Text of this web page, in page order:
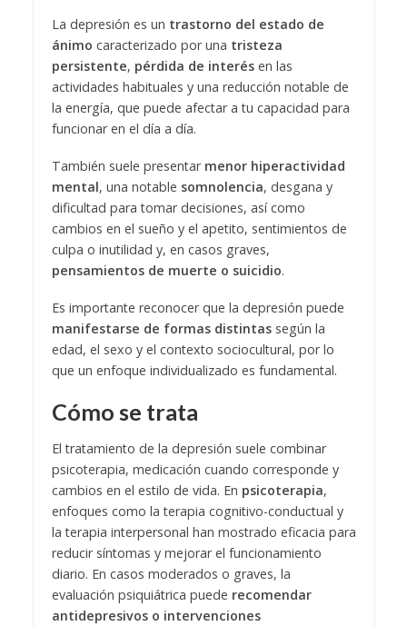
La depresión es un trastorno del estado de
ánimo caracterizado por una tristeza
persistente, pérdida de interésen las
actividades habituales y una reducción notable de
la energía, que puede afectar a tu capacidad para
funcionar en el día a día.
También suele presentar menor hiperactividad
mental, una notable somnolencia, desgana y
dificultad para tomar decisiones, así como
cambios en el sueño y el apetito, sentimientos de
culpa o inutilidad y, en casos graves,
pensamientos de muerte o suicidio.
Es importante reconocer que la depresión puede
manifestarse de formas distintassegún la
edad, el sexo y el contexto sociocultural, por lo
que un enfoque individualizado es fundamental.
Cómo se trata
El tratamiento de la depresión suele combinar
psicoterapia, medicación cuando corresponde y
cambios en el estilo de vida. En psicoterapia,
enfoques como la terapia cognitivo-conductual y
la terapia interpersonal han mostrado eficacia para
reducir síntomas y mejorar el funcionamiento
diario. En casos moderados o graves, la
evaluación psiquiátrica puede recomendar
antidepresivos o intervenciones